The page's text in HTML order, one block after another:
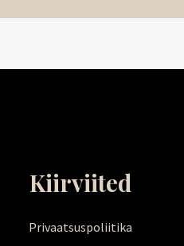
Kiirviited
Privaatsuspoliitika